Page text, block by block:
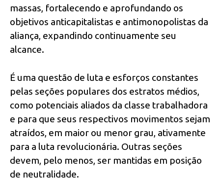
massas, fortalecendo e aprofundando os
objetivos anticapitalistas e antimonopolistas da
aliança, expandindo continuamente seu
alcance.
É uma questão de luta e esforços constantes
pelas seções populares dos estratos médios,
como potenciais aliados da classe trabalhadora
e para que seus respectivos movimentos sejam
atraídos, em maior ou menor grau, ativamente
para a luta revolucionária. Outras seções
devem, pelo menos, ser mantidas em posição
de neutralidade.